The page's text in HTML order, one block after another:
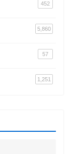
452
5,860
57
1,251